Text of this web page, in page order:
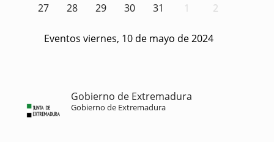
27
28 29 30 31 1 2
Eventos viernes, 10 de mayo de 2024
Gobierno de Extremadura
Gobierno de Extremadura